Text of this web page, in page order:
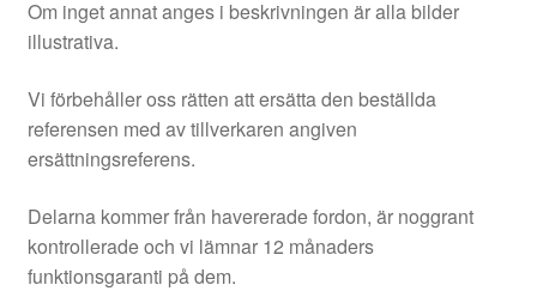
Om inget annat anges i beskrivningen är alla bilder
illustrativa.
Vi förbehåller oss rätten att ersätta den beställda
referensen med av tillverkaren angiven
ersättningsreferens.
Delarna kommer från havererade fordon, är noggrant
kontrollerade och vi lämnar 12 månaders
funktionsgaranti på dem.